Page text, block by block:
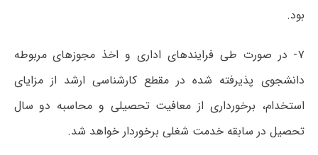
بود.
۷- در صورت طی فرایندهای اداری و اخذ مجوزهای مربوطه
دانشجوی پذیرفته شده در مقطع کارشناسی ارشد از مزایای
استخدام، برخورداری از معافیت تحصیلی و محاسبه دو سال
تحصیل در سابقه خدمت شغلی برخوردار خواهد شد.